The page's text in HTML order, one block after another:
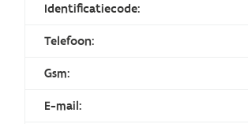
Identificatiecode:
Telefoon:
Gsm:
E-mail: